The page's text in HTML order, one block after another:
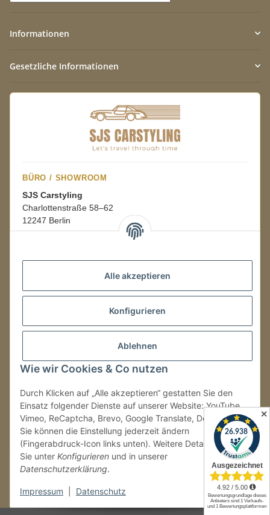
Alle akzeptieren
Konfigurieren
Ablehnen
Wie wir Cookies & Co nutzen
Durch Klicken auf „Alle akzeptieren“ gestatten Sie den
Einsatz folgender Dienste auf unserer Website: YouTube,
Vimeo, ReCaptcha, Brevo, Google Translate, Doofinder.
Sie können die Einstellung jederzeit ändern
(Fingerabdruck-Icon links unten). Weitere Details finden
Sie unter Konfigurieren und in unserer
Datenschutzerklärung.
Impressum Datenschutz
Informationen
Gesetzliche Informationen
BÜRO / SHOWROOM
SJS Carstyling
Charlottenstraße 58–62
12247 Berlin
08:00–16:00 Uhr
LAGER / RETOUREN
Packmonster Fulfillment
SJS Carstyling Lager
Retouren ausschließlich an diese Adresse.
Tel.:+49 (0) 30 36417228
E-Mail:info@sjs-carstyling.com
Vertrag widerrufen
* Alle Preise inkl. gesetzlicher USt., zzgl.
✕